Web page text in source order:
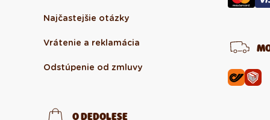
Najčastejšie otázky
Vrátenie a reklamácia
Odstúpenie od zmluvy
O DEDOLESE